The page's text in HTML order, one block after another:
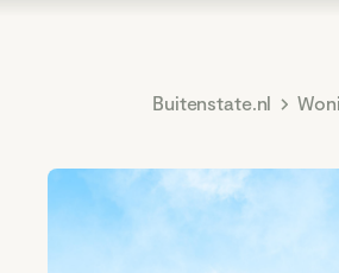
Buitenstate.nl